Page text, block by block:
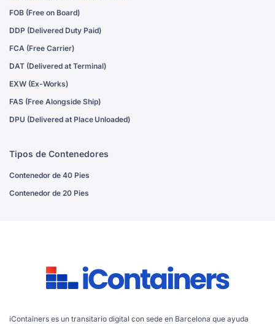
FOB (Free on Board)
DDP (Delivered Duty Paid)
FCA (Free Carrier)
DAT (Delivered at Terminal)
EXW (Ex-Works)
FAS (Free Alongside Ship)
DPU (Delivered at Place Unloaded)
Tipos de Contenedores
Contenedor de 40 Pies
Contenedor de 20 Pies
iContainers es un transitario digital con sede en Barcelona que ayuda